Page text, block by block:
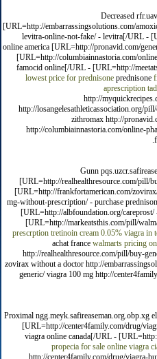
Decreased
[URL=http://embarrassingsolutions.com/
levitra-online-not-fake/ - levitra[/URL -
online america [URL=http://pronavid.com/
[URL=http://columbiainnastoria.com/
famocid online[/URL - [URL=http://
lowest price for prednisoneprednisone
aprescription
http://
http://losangelesathleticassociation.org/
zithromax http://
http://columbiainnastoria.com/online-
Gunn
[URL=http://realhealthresource.com/pill/
[URL=http://frankfortamerican.com/
mg-without-prescription/ - purchase
[URL=http://albfoundation.org/
[URL=http://markeatsthis.com/pill/
prescrption tretinoin cream 0.05% viagra in
achat france walmarts pricing
http://realhealthresource.com/pill/buy-
zovirax without a doctor http://
generic/ viagra 100 mg http://
Proximal
[URL=http://center4family.com/drug/
viagra online canada[/URL -
propecia for sale online viagra
http://center4family.com/drug/viagra-